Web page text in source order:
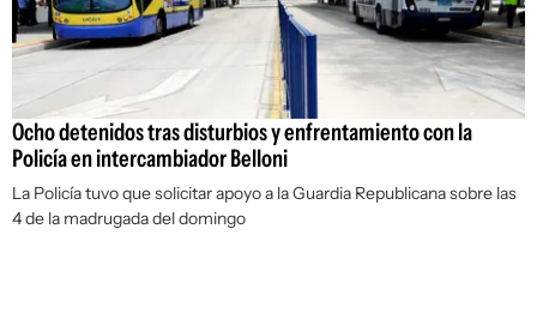
Ocho detenidos tras disturbios y enfrentamiento con la
Policía en intercambiador Belloni
La Policía tuvo que solicitar apoyo a la Guardia Republicana sobre las
4 de la madrugada del domingo